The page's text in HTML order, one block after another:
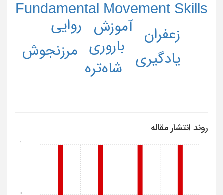
Fundamental Movement Skills
آموزش
باروری
روایی
زعفران
شاه‌تره
مرزنجوش یادگیری
روند انتشار مقاله
0
1